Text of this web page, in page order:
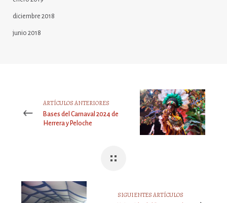
diciembre 2018
junio 2018
ARTÍCULOS ANTERIORES
Bases del Carnaval 2024 de
Herrera y Peloche
SIGUIENTES ARTÍCULOS